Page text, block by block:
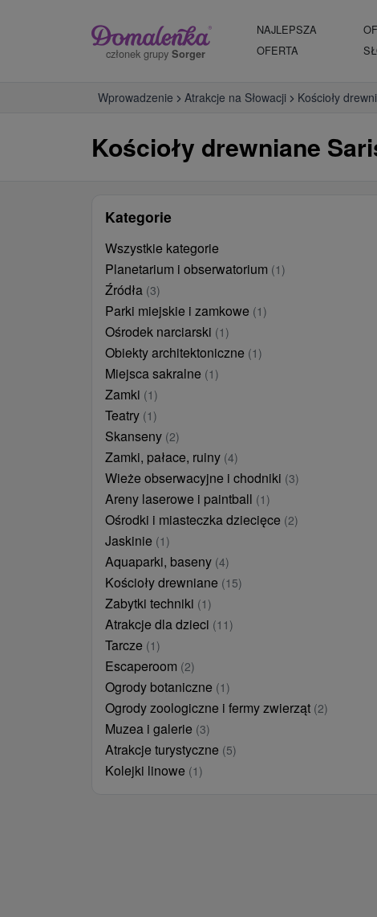
członek grupy Sorger
NAJLEPSZA
OFERTA
Wprowadzenie Atrakcje na Słowacji Kościoły
Kościoły drewniane
Kategorie
Wszystkie kategorie
Planetarium i obserwatorium (1)
Źródła (3)
Parki miejskie i zamkowe (1)
Ośrodek narciarski (1)
Obiekty architektoniczne (1)
Miejsca sakralne (1)
Zamki (1)
Teatry (1)
Skanseny (2)
Zamki, pałace, ruiny (4)
Wieże obserwacyjne i chodniki (3)
Areny laserowe i paintball (1)
Ośrodki i miasteczka dziecięce (2)
Jaskinie (1)
Aquaparki, baseny (4)
Kościoły drewniane (15)
Zabytki techniki (1)
Atrakcje dla dzieci (11)
Tarcze (1)
Escaperoom (2)
Ogrody botaniczne (1)
Ogrody zoologiczne i fermy zwierząt (2)
Muzea i galerie (3)
Atrakcje turystyczne (5)
Kolejki linowe (1)